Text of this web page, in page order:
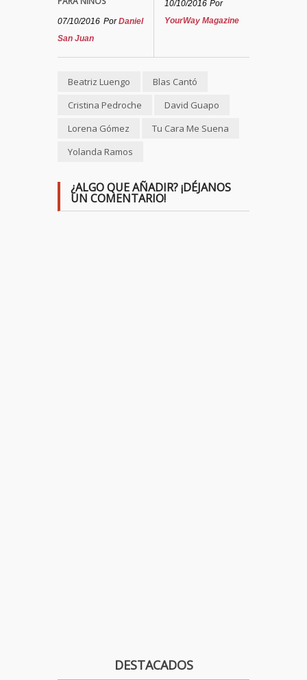
07/10/2016 PorDaniel
San Juan
10/10/2016 Por
YourWay Magazine
Beatriz Luengo
Blas Cantó
Cristina Pedroche
David Guapo
Lorena Gómez
Tu Cara Me Suena
Yolanda Ramos
¿ALGO QUE AÑADIR? ¡DÉJANOS
UN COMENTARIO!
DESTACADOS